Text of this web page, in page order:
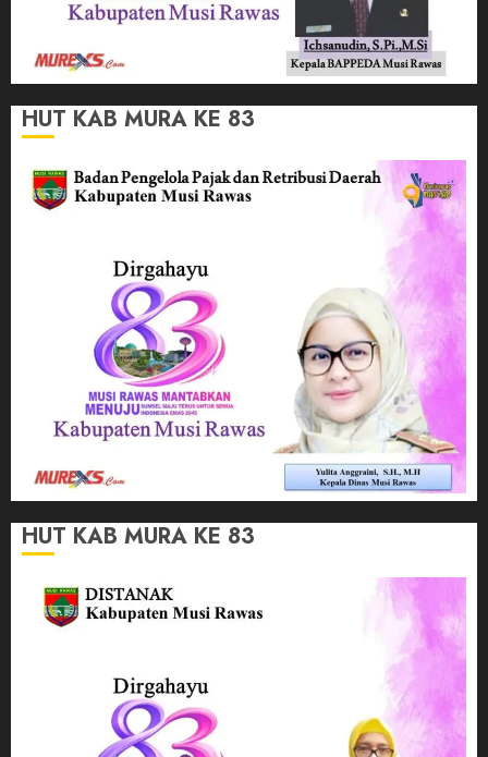
HUT KAB MURA KE 83
HUT KAB MURA KE 83